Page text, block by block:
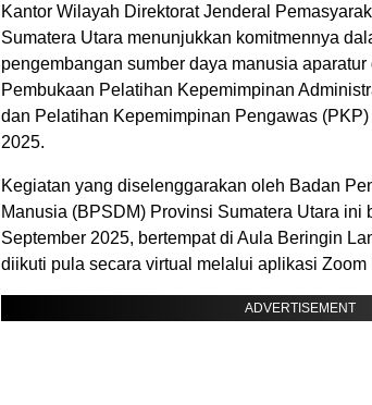
Kantor Wilayah Direktorat Jenderal
Sumatera Utara menunjukkan komitmennya
pengembangan sumber daya manusia
Pembukaan Pelatihan Kepemimpinan
dan Pelatihan Kepemimpinan Pengawas (PKP)
2025.
Kegiatan yang diselenggarakan oleh Badan
Manusia (BPSDM) Provinsi Sumatera Utara ini
September 2025, bertempat di Aula Beringin
diikuti pula secara virtual melalui aplikasi Zoom
ADVERTISEMENT